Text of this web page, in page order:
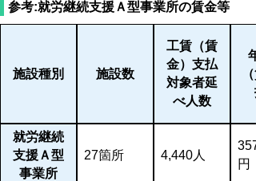
参考:就労継続支援Ａ型事業所の賃金等
施設種別 施設数
工賃（賃
金）支払
対象者延
べ人数
就労継続
支援Ａ型
事業所
27箇所 4,440人
円